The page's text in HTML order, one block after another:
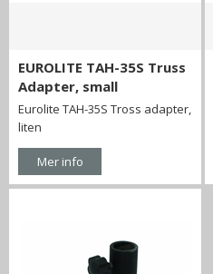
EUROLITE TAH-35S Truss
Adapter, small
Eurolite TAH-35S Tross adapter,
liten
Mer info